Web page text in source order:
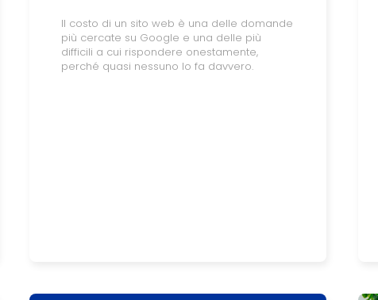
Il costo di un sito web è una delle domande
più cercate su Google e una delle più
difficili a cui rispondere onestamente,
perché quasi nessuno lo fa davvero.